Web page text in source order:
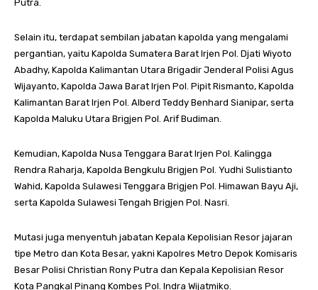
Putra.
Selain itu, terdapat sembilan jabatan kapolda yang mengalami
pergantian, yaitu Kapolda Sumatera Barat Irjen Pol. Djati Wiyoto
Abadhy, Kapolda Kalimantan Utara Brigadir Jenderal Polisi Agus
Wijayanto, Kapolda Jawa Barat Irjen Pol. Pipit Rismanto, Kapolda
Kalimantan Barat Irjen Pol. Alberd Teddy Benhard Sianipar, serta
Kapolda Maluku Utara Brigjen Pol. Arif Budiman.
Kemudian, Kapolda Nusa Tenggara Barat Irjen Pol. Kalingga
Rendra Raharja, Kapolda Bengkulu Brigjen Pol. Yudhi Sulistianto
Wahid, Kapolda Sulawesi Tenggara Brigjen Pol. Himawan Bayu Aji,
serta Kapolda Sulawesi Tengah Brigjen Pol. Nasri.
Mutasi juga menyentuh jabatan Kepala Kepolisian Resor jajaran
tipe Metro dan Kota Besar, yakni Kapolres Metro Depok Komisaris
Besar Polisi Christian Rony Putra dan Kepala Kepolisian Resor
Kota Pangkal Pinang Kombes Pol. Indra Wijatmiko.